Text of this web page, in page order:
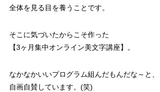
全体を見る目を養うことです。
そこに気づいたからこそ作った
【3ヶ月集中オンライン美文字講座】。
なかなかいいプログラム組んだもんだな～と、
自画自賛しています。(笑)